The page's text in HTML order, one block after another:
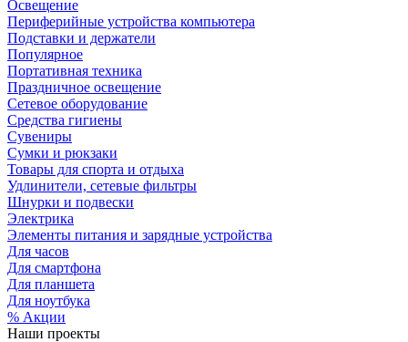
Освещение
Периферийные устройства компьютера
Подставки и держатели
Популярное
Портативная техника
Праздничное освещение
Сетевое оборудование
Средства гигиены
Сувениры
Сумки и рюкзаки
Товары для спорта и отдыха
Удлинители, сетевые фильтры
Шнурки и подвески
Электрика
Элементы питания и зарядные устройства
Для часов
Для смартфона
Для планшета
Для ноутбука
% Акции
Наши проекты